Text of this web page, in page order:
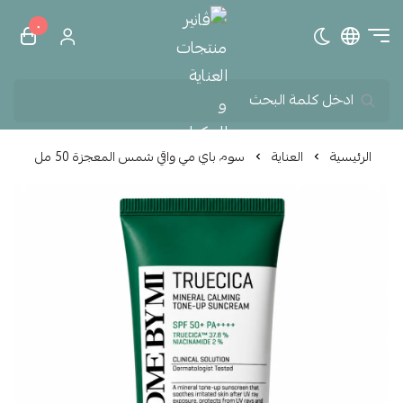
تبديل الوضع الداكنڤانير منتجات العناية و
٠
الرئيسية العناية سوم باي مي واقي شمس المعجزة 50 مل